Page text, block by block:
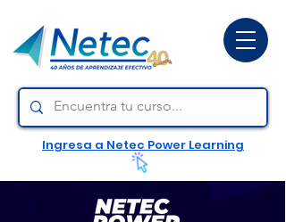
Ingresa a Netec Power Learning